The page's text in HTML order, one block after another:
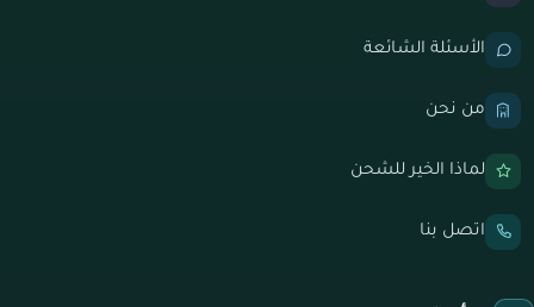
الأسئلة الشائعة
من نحن
لماذا الخير للشحن
اتصل بنا